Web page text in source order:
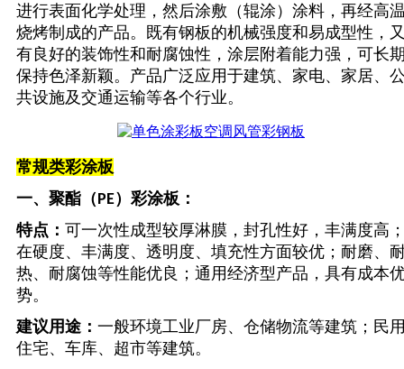
进行表面化学处理，然后涂敷（辊涂）涂料，再经高
烧烤制成的产品。既有钢板的机械强度和易成型性，
有良好的装饰性和耐腐蚀性，涂层附着能力强，可长
保持色泽新颖。产品广泛应用于建筑、家电、家居、
共设施及交通运输等各个行业。
常规类彩涂板
一、 聚酯（ PE）彩涂板：
特点： 可一次性成型较厚淋膜，封孔性好，丰满度高
在硬度、丰满度、透明度、填充性方面较优；耐磨、
热、耐腐蚀等性能优良；通用经济型产品，具有成本
势。
建议用途： 一般环境工业厂房、仓储物流等建筑；民
住宅、车库、超市等建筑。